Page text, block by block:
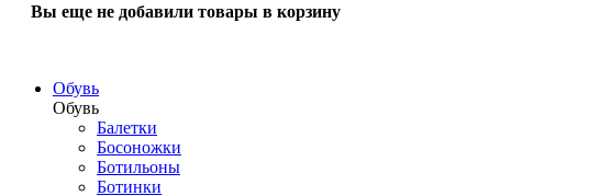
Вы еще не добавили товары в корзину
Обувь
Обувь
Балетки
Босоножки
Ботильоны
Ботинки